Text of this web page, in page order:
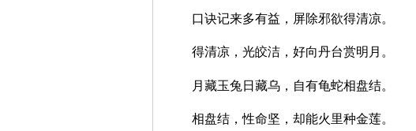
口诀记来多有益，屏除邪欲得清凉。
得清凉，光皎洁，好向丹台赏明月。
月藏玉兔日藏乌，自有龟蛇相盘结。
相盘结，性命坚，却能火里种金莲。